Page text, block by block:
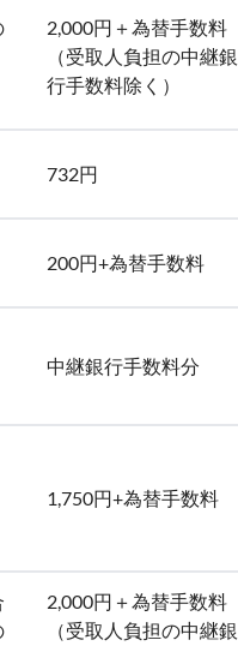
2,000円＋為替手数料
（受取人負担の中継銀
行手数料除く）
732円
200円+為替手数料
中継銀行手数料分
1,750円+為替手数料
2,000円＋為替手数料
（受取人負担の中継銀